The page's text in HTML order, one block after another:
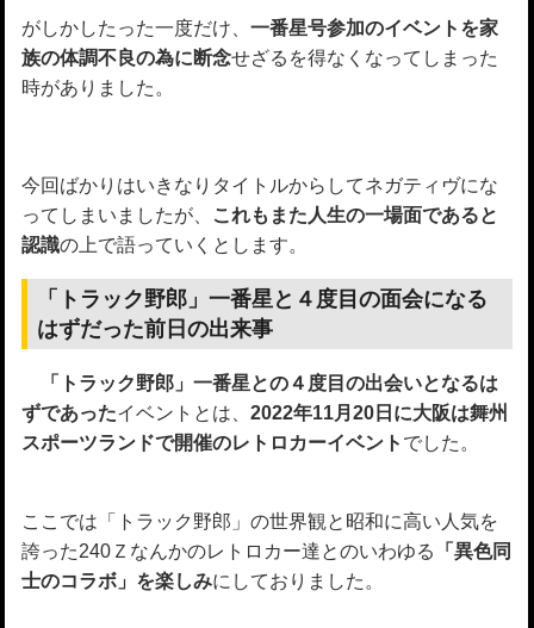
がしかしたった一度だけ、 一番星号参加のイベントを家
族の体調不良の為に断念せざるを得なくなってしまった
時がありました。
今回ばかりはいきなりタイトルからしてネガティヴにな
ってしまいましたが、
これもまた人生の一場面であると
認識の上で語っていくとします。
「トラック野郎」一番星と４度目の面会になる
はずだった前日の出来事
「トラック野郎」一番星との４度目の出会いとなるは
ずであったイベントとは、 2022年11月20日に大阪は舞州
スポーツランドで開催のレトロカーイベント でした。
ここでは「トラック野郎」の世界観と昭和に高い人気を
誇った240Ｚなんかのレトロカー達とのいわゆる 「異色同
士のコラボ」を楽しみにしておりました。